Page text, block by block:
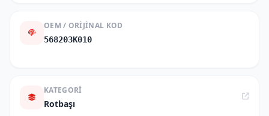
OEM / ORIJINAL KOD
568203K010
KATEGORI
Rotbaşı